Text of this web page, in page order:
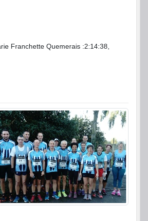
Franchette Quemerais :2:14:38,